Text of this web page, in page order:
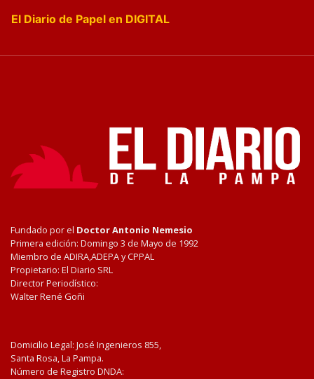
El Diario de Papel en DIGITAL
Fundado por el Doctor Antonio Nemesio
Primera edición: Domingo 3 de Mayo de 1992
Miembro de ADIRA,ADEPA y CPPAL
Propietario: El Diario SRL
Director Periodístico:
Walter René Goñi
Domicilio Legal: José Ingenieros 855,
Santa Rosa, La Pampa.
Número de Registro DNDA: